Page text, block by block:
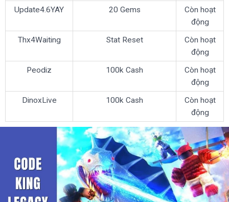
Update4.6YAY
20 Gems
Còn hoạt
động
Thx4Waiting
Stat Reset
Còn hoạt
động
Peodiz
100k Cash
Còn hoạt
động
DinoxLive
100k Cash
Còn hoạt
động